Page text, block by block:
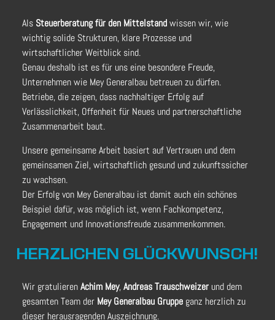
Als Steuerberatung für den Mittelstandwissen wir, wie
wichtig solide Strukturen, klare Prozesse und
wirtschaftlicher Weitblick sind.
Genau deshalb ist es für uns eine besondere Freude,
Unternehmen wie Mey Generalbau betreuen zu dürfen.
Betriebe, die zeigen, dass nachhaltiger Erfolg auf
Verlässlichkeit, Offenheit für Neues und partnerschaftliche
Zusammenarbeit baut.
Unsere gemeinsame Arbeit basiert auf Vertrauen und dem
gemeinsamen Ziel, wirtschaftlich gesund und zukunftssicher
zu wachsen.
Der Erfolg von Mey Generalbau ist damit auch ein schönes
Beispiel dafür, was möglich ist, wenn Fachkompetenz,
Engagement und Innovationsfreude zusammenkommen.
HERZLICHEN GLÜCKWUNSCH!
Wir gratulierenAchim Mey,Andreas Trauschweizer und dem
gesamten Team der Mey Generalbau Gruppe ganz herzlich zu
dieser herausragenden Auszeichnung.